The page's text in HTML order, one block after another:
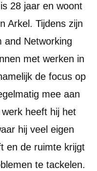
28 jaar en woont
Arkel. Tijdens zijn
and Networking
met werken in
de focus op
mee aan
heeft hij het
hij veel eigen
en de ruimte krijgt
te tackelen.